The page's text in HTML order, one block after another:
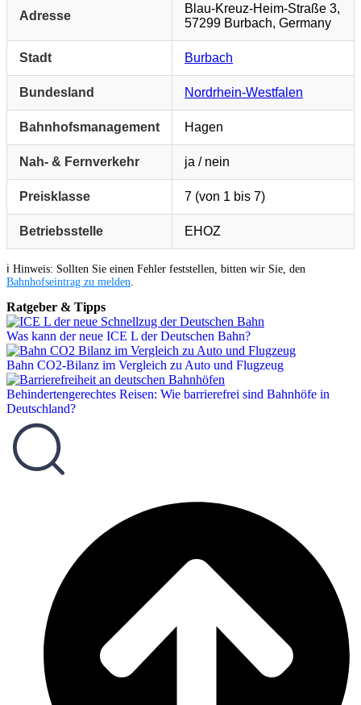
Adresse
Blau-Kreuz-Heim-Straße 3,
57299 Burbach, Germany
Stadt Burbach
Bundesland Nordrhein-Westfalen
Bahnhofsmanagement Hagen
Nah- & Fernverkehr ja / nein
Preisklasse 7 (von 1 bis 7)
Betriebsstelle EHOZ
ℹ️ Hinweis: Sollten Sie einen Fehler feststellen, bitten wir Sie, den
Bahnhofseintrag zu melden
Ratgeber & Tipps
Was kann der neue ICE L der Deutschen Bahn?
Bahn CO2-Bilanz im Vergleich zu Auto und Flugzeug
Behindertengerechtes Reisen: Wie barrierefrei sind Bahnhöfe in
Deutschland?